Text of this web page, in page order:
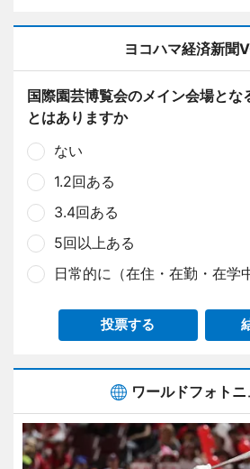
ヨコハマ経済新聞
国際園芸博覧会のメイン会場とな
とはありますか
ない
1.2回ある
3.4回ある
5回以上ある
日常的に（在住・在勤・在学
投票する
ワールドフォトニ